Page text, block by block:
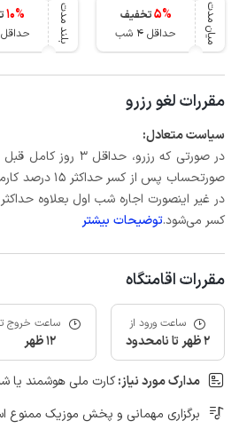
میان مدت 5%
تخفیف
حداقل 4 شب
بلند مدت 10%
حداقل 10 شب
مقررات لغو رزرو
سیاست متعادل:
در صورتی که رزرو،
صورتحساب پس از
کسر می‌شود.توضیحات بیشتر
مقررات اقامتگاه
ساعت ورود از
2 ظهر تا نامحدود
ساعت خروج
12 ظهر
مدارک مورد نیاز:کارت ملی هوشمند یا
برگزاری مهمانی و پخش موزیک ممنوع